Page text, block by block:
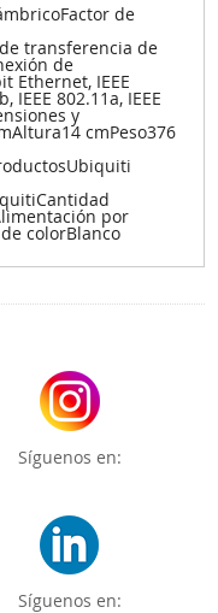
de
transferencia de
de
Ethernet, IEEE
IEEE 802.11a, IEEE
y
cmPeso376
por
colorBlanco
Síguenos en:
Síguenos en: